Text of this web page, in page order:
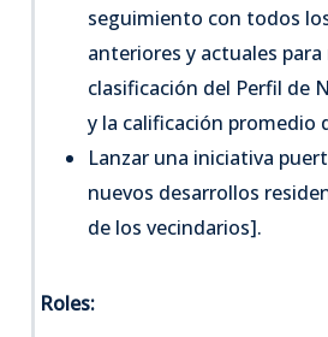
seguimiento con todos
anteriores y actuales
clasificación del Perfil de
y la calificación promedio
Lanzar una iniciativa
nuevos desarrollos
de los vecindarios].
Roles: